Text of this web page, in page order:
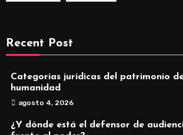
Recent Post
Categorías jurídicas del patrimonio
humanidad
agosto 4, 2026
¿Y dónde está el defensor de